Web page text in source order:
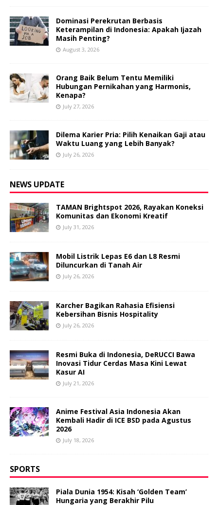
Dominasi Perekrutan Berbasis
Keterampilan di Indonesia: Apakah Ijazah
Masih Penting?
August 3, 2026
Orang Baik Belum Tentu Memiliki
Hubungan Pernikahan yang Harmonis,
Kenapa?
July 27, 2026
Dilema Karier Pria: Pilih Kenaikan Gaji atau
Waktu Luang yang Lebih Banyak?
July 26, 2026
NEWS UPDATE
TAMAN Brightspot 2026, Rayakan Koneksi
Komunitas dan Ekonomi Kreatif
July 31, 2026
Mobil Listrik Lepas E6 dan L8 Resmi
Diluncurkan di Tanah Air
July 26, 2026
Karcher Bagikan Rahasia Efisiensi
Kebersihan Bisnis Hospitality
July 26, 2026
Resmi Buka di Indonesia, DeRUCCI Bawa
Inovasi Tidur Cerdas Masa Kini Lewat
Kasur AI
July 21, 2026
Anime Festival Asia Indonesia Akan
Kembali Hadir di ICE BSD pada Agustus
2026
July 18, 2026
SPORTS
Piala Dunia 1954: Kisah ‘Golden Team’
Hungaria yang Berakhir Pilu